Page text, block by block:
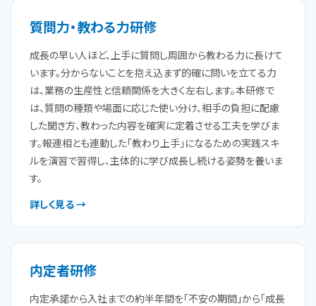
質問力・教わる力研修
成長の早い人ほど、上手に質問し周囲から教わる力に長けて
います。分からないことを抱え込まず的確に問いを立てる力
は、業務の生産性と信頼関係を大きく左右します。本研修で
は、質問の種類や場面に応じた使い分け、相手の負担に配慮
した聞き方、教わった内容を確実に定着させる工夫を学びま
す。報連相とも連動した「教わり上手」になるための実践スキ
ルを演習で習得し、主体的に学び成長し続ける姿勢を養いま
す。
詳しく見る →
内定者研修
内定承諾から入社までの約半年間を「不安の期間」から「成長